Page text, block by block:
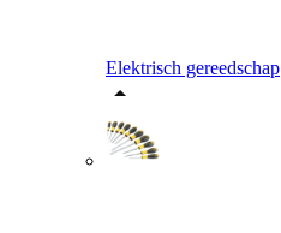
Elektrisch gereedschap